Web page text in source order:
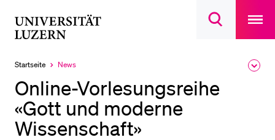
Suchdialog
main
Startseite
Aktuell
ausgewählt
News
Online-Vorlesungsreihe
«Gott und moderne
Wissenschaft»
LETZTE SUCHEN
DIE UNI FÜR…
Schulklassen und Lehrpersonen
Studien­interessierte